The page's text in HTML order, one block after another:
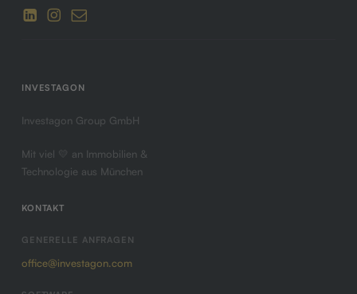
INVESTAGON
Investagon Group GmbH
Mit viel 💛 an Immobilien &
Technologie aus München
KONTAKT
GENERELLE ANFRAGEN
office@investagon.com